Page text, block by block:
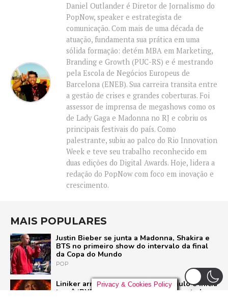
Daniel Outlander é Diretor de Jornalismo do
PopNow, speaker e estrategista de
comunicação. Com mais de uma década de
atuação, fundamenta sua prática em uma
sólida formação: detém MBA em Marketing,
Branding e Growth (PUC-RS) e é mestrando
pela Escola de Negócios Europeus de
Barcelona (ENEB). Sua carreira transita entre
a gestão de crises e grandes coberturas. Foi
assessor de imprensa de megashows como os
de Lady Gaga e Madonna no RJ e cobriu os
principais festivais do país. Como
palestrante, subiu ao palco do Rio Innovation
Week e teve seu trabalho reconhecido em
duas edições do Digital Awards. Hoje, lidera a
redação do PopNow com foco em inovação e
crescimento.
MAIS POPULARES
Justin Bieber se junta a Madonna, Shakira e
BTS no primeiro show do intervalo da final
da Copa do Mundo
POP
Liniker arrasta multidão em São Paulo e inicia
turnê ‘BYE BYE CAJU’ com show esgotado
Privacy & Cookies Policy